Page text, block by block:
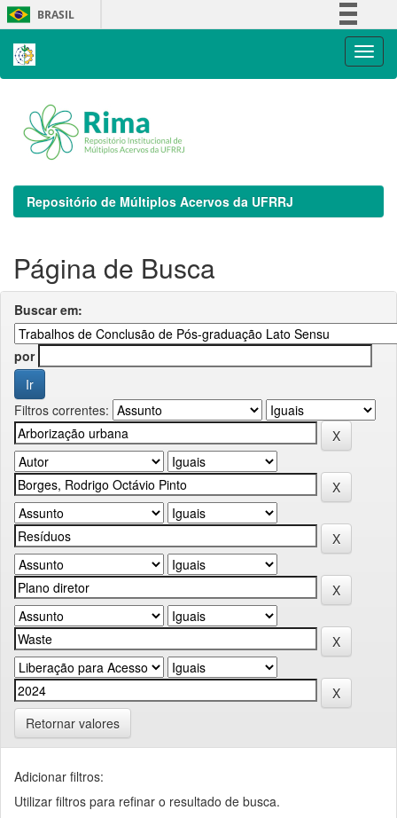
Skip
navigation
BRASIL
Repositório de Múltiplos Acervos da UFRRJ
Página de Busca
Buscar em:
por
Filtros correntes:
Retornar valores
Adicionar filtros:
Utilizar filtros para refinar o resultado de busca.